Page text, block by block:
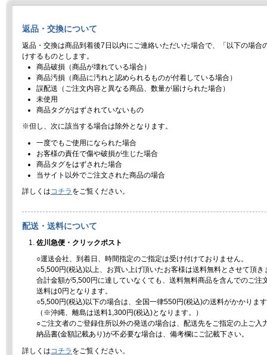
返品・交換について
返品・交換は商品到着後7日以内にご連絡いただいた場合で、「以下の場合
けするものとします。
商品破損（商品が壊れている場合）
商品汚損（商品に汚れと認められるものが付着している場合）
誤配送（ご注文内容と異なる商品、数量が届けられた場合）
未使用
商品タグがはずされていないもの
※但し、次に該当する場合は除外となります。
一度でもご使用になられた場合
お客様の責任で傷や破損が生じた場合
商品タグをはずされた場合
当サイト以外でご注文された商品の場合
詳しくはコチラ をご覧ください。
配送・送料について
佐川急便・クリックポスト
○運送会社、到着日、時間指定のご指定は受け付けておりません。
○5,500円(税込)以上、お買い上げ頂いたお客様は送料無料とさせて頂き
合計金額が5,500円に達していなくても、送料無料商品を含んでのご注
送料は0円となります。
○5,500円(税込)以下の場合は、全国一律550円(税込)の送料がかかりま
（※沖縄、離島は送料1,300円(税込)となります。）
○ご注文者のご登録住所以外の発送の場合は、配送先をご指定の上ご入
納品書(金額記載あり)が不必要な場合は、備考欄にご記載下さい。
詳しくはコチラ をご覧ください。